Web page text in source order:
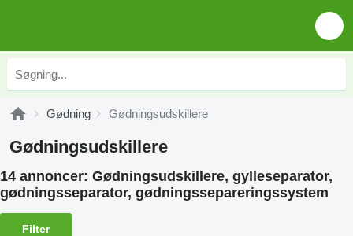
Gødning Gødningsudskillere
Gødningsudskillere
14 annoncer: Gødningsudskillere, gylleseparator,
gødningsseparator, gødningssepareringssystem
Filter